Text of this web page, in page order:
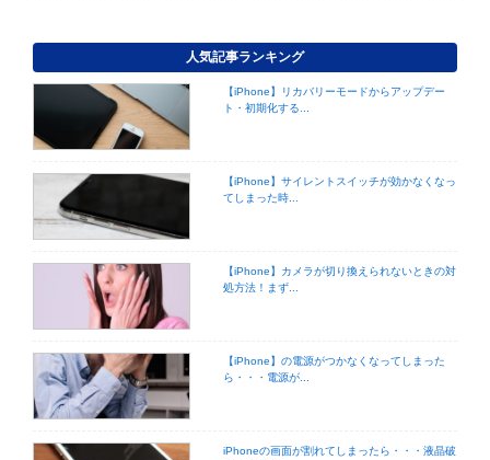
人気記事ランキング
【iPhone】リカバリーモードからアップデー
ト・初期化する...
【iPhone】サイレントスイッチが効かなくなっ
てしまった時...
【iPhone】カメラが切り換えられないときの対
処方法！まず...
【iPhone】の電源がつかなくなってしまった
ら・・・電源が...
iPhoneの画面が割れてしまったら・・・液晶破